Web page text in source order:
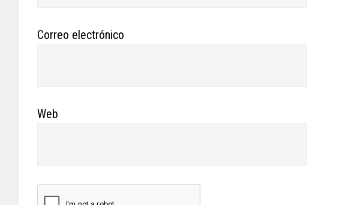
Correo electrónico
Web